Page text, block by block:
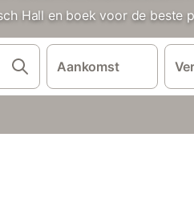
Hall en boek voor de beste
Aankomst